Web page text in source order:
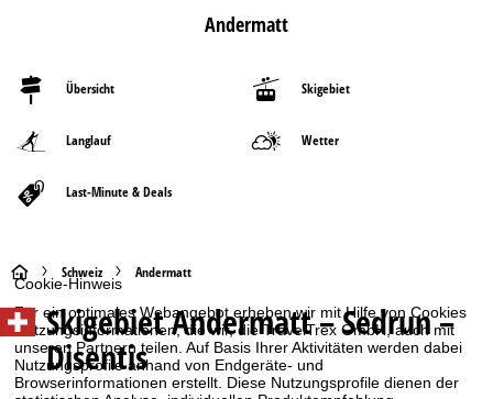
Cookie-Hinweis
Für ein optimales Webangebot erheben wir mit Hilfe von Cookies
Nutzungsinformationen, die wir, die TravelTrex GmbH, auch mit
unseren Partnern teilen. Auf Basis Ihrer Aktivitäten werden dabei
Nutzungsprofile anhand von Endgeräte- und
Browserinformationen erstellt. Diese Nutzungsprofile dienen der
Andermatt
Übersicht Skigebiet
Langlauf Wetter
Last-Minute & Deals
S
t
a
Schweiz Andermatt
SkigebietAndermatt – Sedrun –
Disentis